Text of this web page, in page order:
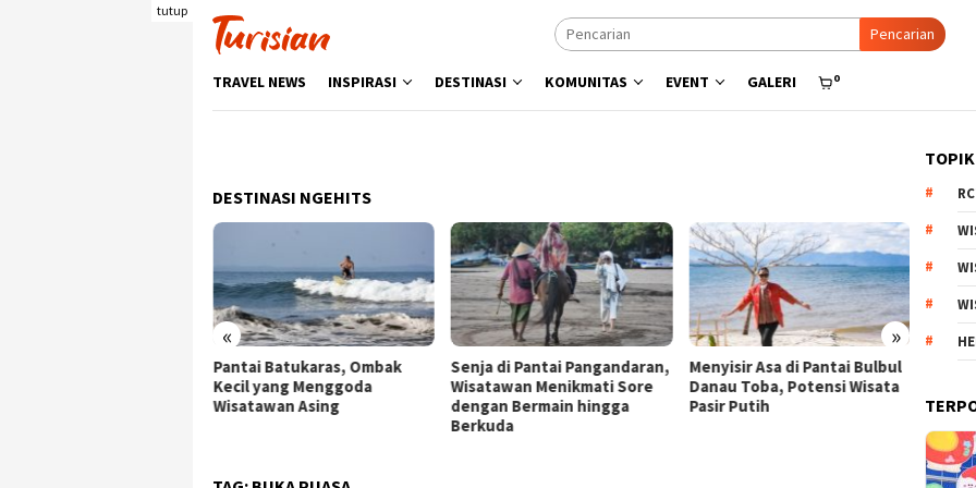
tutup
Pencarian
TRAVEL NEWS INSPIRASI DESTINASI KOMUNITAS EVENT GALERI 0
DESTINASI NGEHITS
« »
Pantai Batukaras, Ombak
Kecil yang Menggoda
Wisatawan Asing
Senja di Pantai Pangandaran,
Wisatawan Menikmati Sore
dengan Bermain hingga
Berkuda
Menyisir Asa di Pantai Bulbul
Danau Toba, Potensi Wisata
Pasir Putih